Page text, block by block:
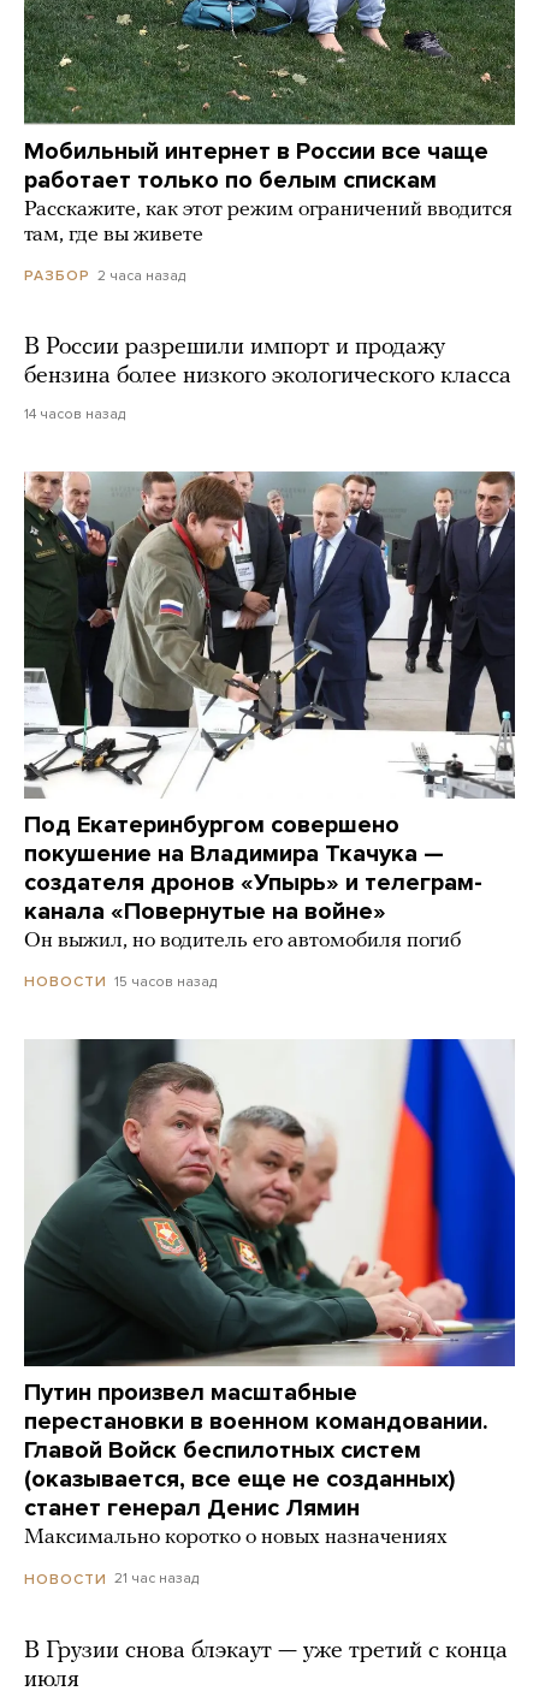
Мобильный интернет в России все чаще
работает только по белым спискам
Расскажите, как этот режим ограничений вводится
там, где вы живете
РАЗБОР 2 часа назад
В России разрешили импорт и продажу
бензина более низкого экологического класса
14 часов назад
Под Екатеринбургом совершено
покушение на Владимира Ткачука —
создателя дронов «Упырь» и телеграм-
канала «Повернутые на войне»
Он выжил, но водитель его автомобиля погиб
НОВОСТИ 15 часов назад
Путин произвел масштабные
перестановки в военном командовании.
Главой Войск беспилотных систем
(оказывается, все еще не созданных)
станет генерал Денис Лямин
Максимально коротко о новых назначениях
НОВОСТИ 21 час назад
В Грузии снова блэкаут — уже третий с конца
июля